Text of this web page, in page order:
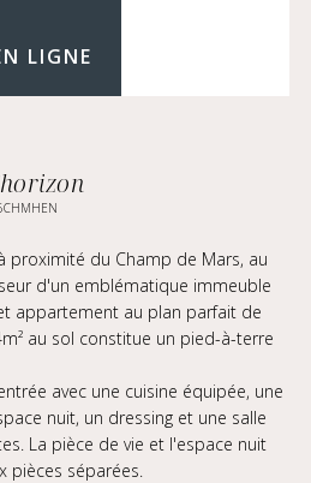
LIGNE
proximité du Champ de Mars, au
d'un emblématique immeuble
appartement au plan parfait de
au sol constitue un pied-à-terre
avec une cuisine équipée, une
nuit, un dressing et une salle
La pièce de vie et l'espace nuit
pièces séparées.